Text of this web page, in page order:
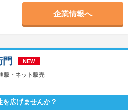
企業情報へ
販・ネット販売
NEW
広げませんか？